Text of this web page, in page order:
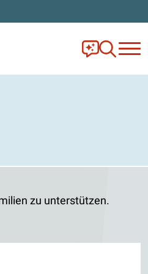
Frag Ella!
Zur
zu unterstützen.